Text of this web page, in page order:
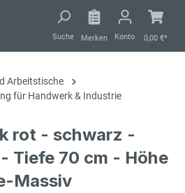
Suche Merken Konto 0,00 €*
Arbeitstische
für Handwerk & Industrie
rot - schwarz -
Tiefe 70 cm - Höhe
Massiv